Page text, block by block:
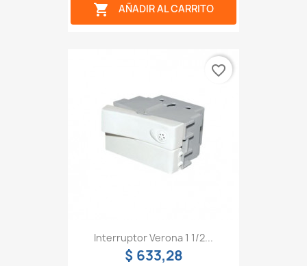
 AÑADIR AL CARRITO
Interruptor Verona 1 1/2...
$ 633,28
favorite_border